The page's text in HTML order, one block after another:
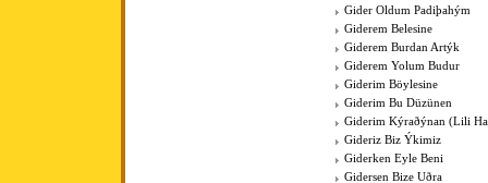
Gider Oldum Padiþahým
Giderem Belesine
Giderem Burdan Artýk
Giderem Yolum Budur
Giderim Böylesine
Giderim Bu Düzünen
Giderim Kýraðýnan (Lili
Gideriz Biz Ýkimiz
Giderken Eyle Beni
Gidersen Bize Uðra